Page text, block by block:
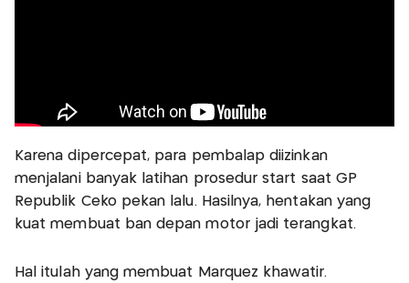
Karena dipercepat, para pembalap diizinkan
menjalani banyak latihan prosedur start saat GP
Republik Ceko pekan lalu. Hasilnya, hentakan yang
kuat membuat ban depan motor jadi terangkat.
Hal itulah yang membuat Marquez khawatir.